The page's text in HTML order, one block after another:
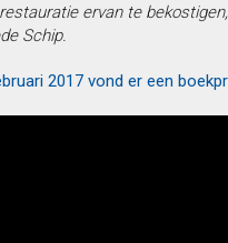
ervan te
Schip.
2017 vond er een